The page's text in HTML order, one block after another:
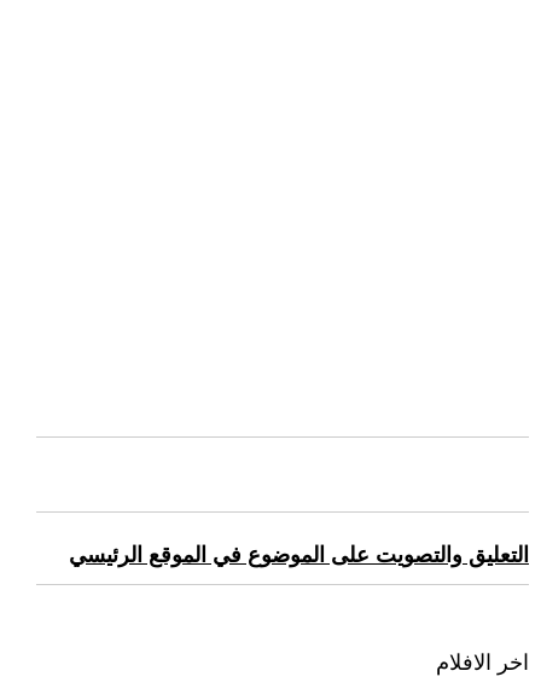
التعليق والتصويت على الموضوع في الموقع الرئيسي
اخر الافلام